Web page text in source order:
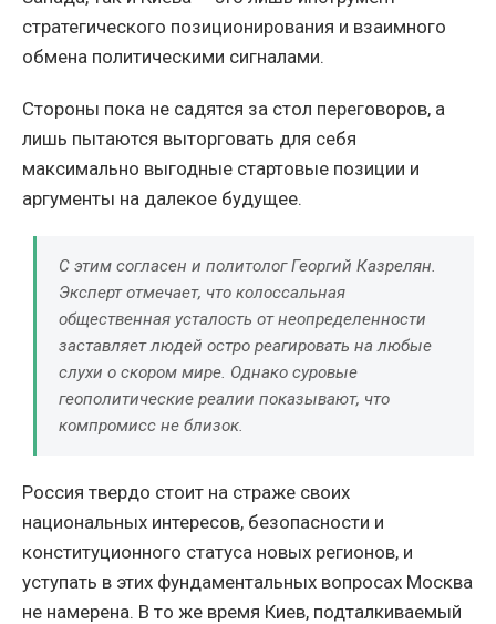
стратегического позиционирования и взаимного
обмена политическими сигналами.
Стороны пока не садятся за стол переговоров, а
лишь пытаются выторговать для себя
максимально выгодные стартовые позиции и
аргументы на далекое будущее.
С этим согласен и политолог Георгий Казрелян.
Эксперт отмечает, что колоссальная
общественная усталость от неопределенности
заставляет людей остро реагировать на любые
слухи о скором мире. Однако суровые
геополитические реалии показывают, что
компромисс не близок.
Россия твердо стоит на страже своих
национальных интересов, безопасности и
конституционного статуса новых регионов, и
уступать в этих фундаментальных вопросах Москва
не намерена. В то же время Киев, подталкиваемый